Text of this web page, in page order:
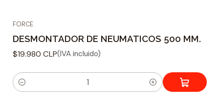
FORCE
DESMONTADOR DE NEUMATICOS 500 MM.
$19.980 CLP(IVA incluido)
C